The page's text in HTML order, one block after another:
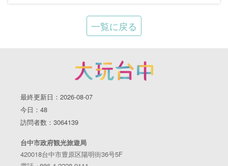
一覧に戻る
最終更新日：2026-08-07
今日：48
訪問者数：3064139
台中市政府観光旅遊局
420018台中市豊原区陽明街36号5F